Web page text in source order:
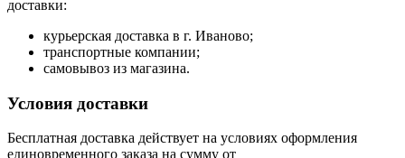
доставки:
курьерская доставка в г. Иваново;
транспортные компании;
самовывоз из магазина.
Условия доставки
Бесплатная доставка действует на условиях оформления
единовременного заказа на сумму от